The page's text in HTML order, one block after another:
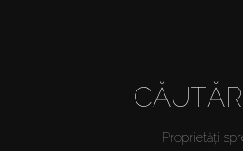
Proprietăți